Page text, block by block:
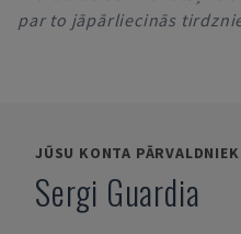
par to jāpārliecinās
JŪSU KONTA
Sergi Guardia